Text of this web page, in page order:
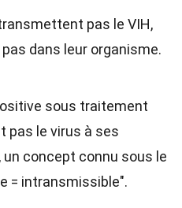
pas le VIH,
dans leur organisme.
sous traitement
pas le virus à ses
concept connu sous le
= intransmissible".